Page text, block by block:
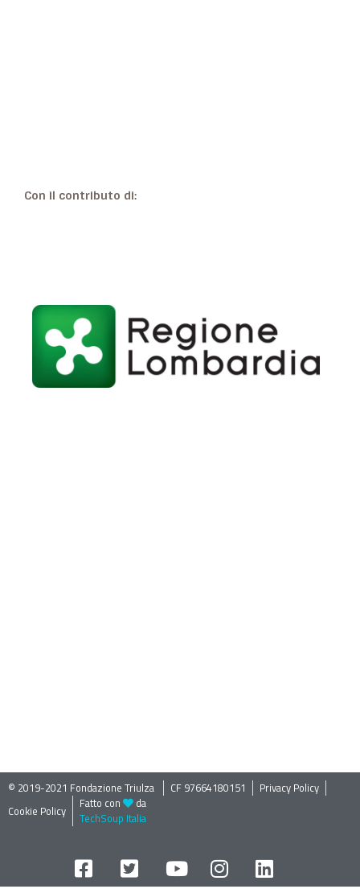
Con il contributo di:
© 2019-2021 Fondazione Triulza ​ CF 97664180151
Privacy Policy
Cookie Policy
Fatto con
da
TechSoup Italia